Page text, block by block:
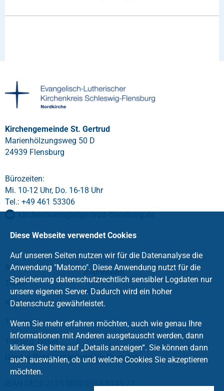
Kirchengemeinde St. Gertrud
Marienhölzungsweg 50 D
24939 Flensburg
Bürozeiten:
Mi. 10-12 Uhr, Do. 16-18 Uhr
Tel.: +49 461 53306
kirchenbuero@stgertrud-flensburg.de
Service
Taufe
Konfirmation
Trauung
Tod und Trauer
Impressum
Datenschutz
Unsere Bankverbindung für Spenden:
IBAN DE20 2175 0000 0165 8143 77
Diese Webseite verwendet Cookies
Auf unseren Seiten nutzen wir für die Datenanalyse die
Anwendung "Matomo". Diese Anwendung nutzt für die
Speicherung datenschutzrechtlich sensibler Logdaten nur
unsere eigenen Server. Dadurch wird ein hoher
Datenschutz gewährleistet.
Wenn Sie mehr erfahren möchten, auch wie genau Ihre
Informationen mit Anderen ausgetauscht werden, dann
klicken Sie bitte auf „Details anzeigen“. Sie können dann
auch auswählen, ob und welche Cookies Sie akzeptieren
möchten.